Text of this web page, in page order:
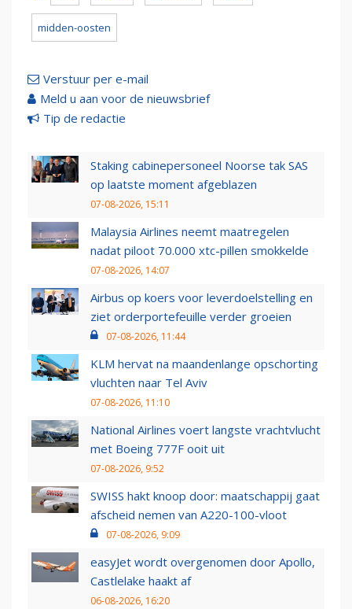
midden-oosten
Verstuur per e-mail
Meld u aan voor de nieuwsbrief
Tip de redactie
Staking cabinepersoneel Noorse tak SAS
op laatste moment afgeblazen
07-08-2026, 15:11
Malaysia Airlines neemt maatregelen
nadat piloot 70.000 xtc-pillen smokkelde
07-08-2026, 14:07
Airbus op koers voor leverdoelstelling en
ziet orderportefeuille verder groeien
07-08-2026, 11:44
KLM hervat na maandenlange opschorting
vluchten naar Tel Aviv
07-08-2026, 11:10
National Airlines voert langste vrachtvlucht
met Boeing 777F ooit uit
07-08-2026, 9:52
SWISS hakt knoop door: maatschappij gaat
afscheid nemen van A220-100-vloot
07-08-2026, 9:09
easyJet wordt overgenomen door Apollo,
Castlelake haakt af
06-08-2026, 16:20